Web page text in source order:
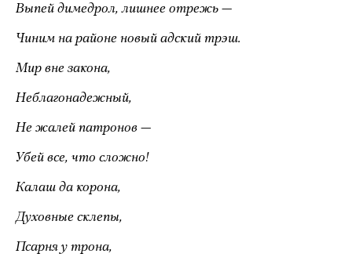
Выпей димедрол, лишнее отрежь —
Чиним на районе новый адский трэш.
Мир вне закона,
Неблагонадежный,
Не жалей патронов —
Убей все, что сложно!
Калаш да корона,
Духовные склепы,
Псарня у трона,